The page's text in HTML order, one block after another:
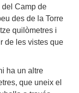
del Camp de
des de la Torre
quilòmetres i
de les vistes que
ha un altre
que uneix el